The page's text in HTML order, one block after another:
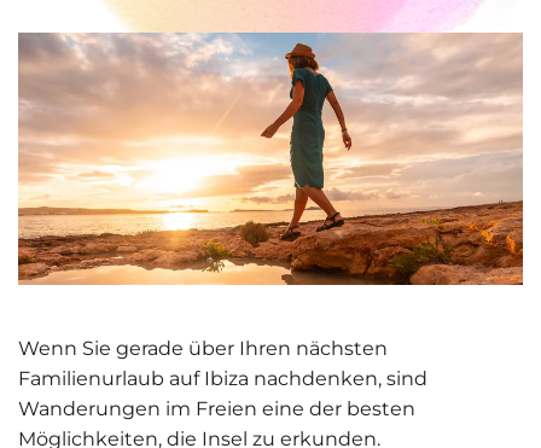
Wenn Sie gerade über Ihren nächsten
Familienurlaub auf Ibiza nachdenken, sind
Wanderungen im Freien eine der besten
Möglichkeiten, die Insel zu erkunden.